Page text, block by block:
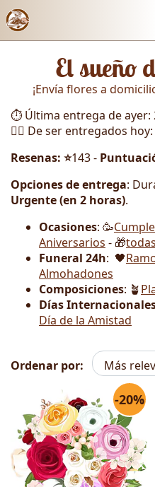
Enlaces de
Contacto
Galería
Cómo Hacer un Pedido
Llámanos
El sueño
¡Envía flores a
⏱️ Última entrega de ayer:
🏃‍♂️ De ser entregados
Resenas: ⭐143 -
Opciones de entrega:
Urgente (en 2 horas).
Ocasiones: 🥳
Aniversarios - 🎁
Funeral 24h: 🖤
Almohadones
Composiciones: 🪴
Días
Día de la Amistad
Ordenar por:
Flores -20%